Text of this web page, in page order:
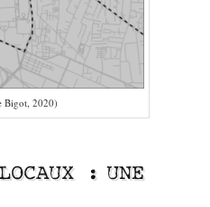
Bigot, 2020)
: UNE